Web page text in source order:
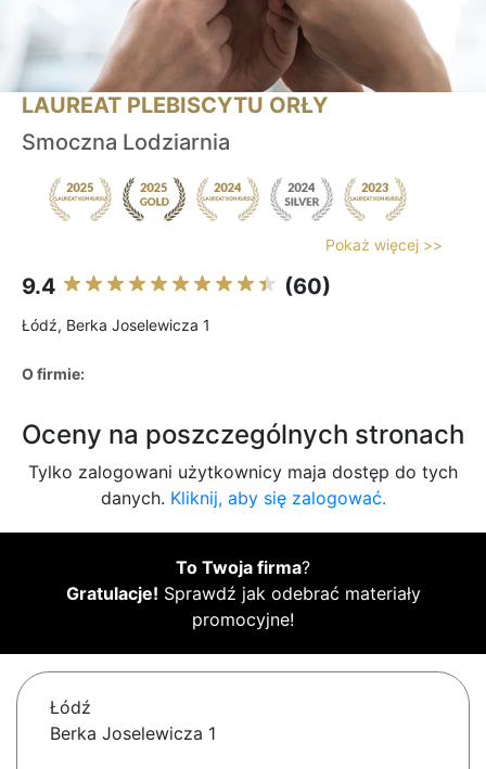
LAUREAT PLEBISCYTU ORŁY
Smoczna Lodziarnia
Pokaż więcej >>
9.4 (60)
Łódź, Berka Joselewicza 1
O firmie:
Oceny na poszczególnych stronach
Tylko zalogowani użytkownicy maja dostęp do tych
danych. Kliknij, aby się zalogować.
To Twoja firma?
Gratulacje! Sprawdź jak odebrać materiały
promocyjne!
Łódź
Berka Joselewicza 1